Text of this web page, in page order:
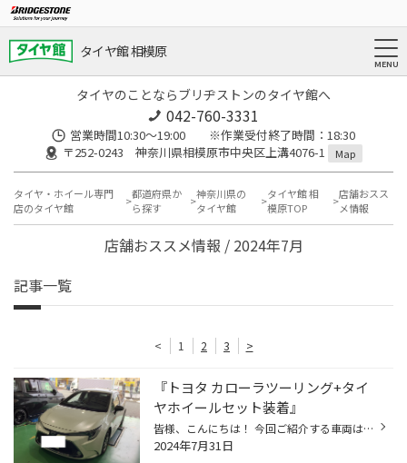
タイヤ館 相模原
タイヤのことならブリヂストンのタイヤ館へ
042-760-3331
営業時間10:30～19:00 ※作業受付終了時間：18:30
〒252-0243 神奈川県相模原市中央区上溝4076-1
Map
タイヤ・ホイール専門
店のタイヤ館
都道府県か
ら探す
神奈川県の
タイヤ館
タイヤ館 相
模原TOP
店舗おスス
メ情報
店舗おススメ情報 / 2024年7月
記事一覧
< 1 2 3 >
『トヨタ カローラツーリング+タイ
ヤホイールセット装着』
皆様、こんにちは！ 今回ご紹介する車両は、新車購入から 始めてのタイヤ交換になる『カローラツーリング』の お客様になります。 せっかくのタイヤ交換のタイミングなので『アルミホイール』SETにて ご購入頂きました！ 完成が楽しみです！ それでは施工事例となります。 【車種】トヨタ カローラ...
2024年7月31日